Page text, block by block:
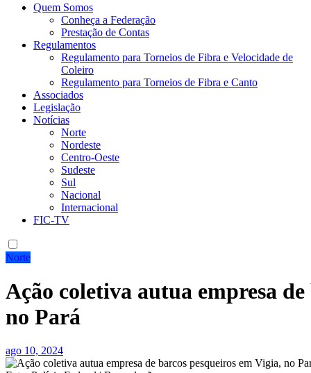
Site da Federação Internacional dos Criadores de Pássaros
Quem Somos
Conheça a Federação
Prestação de Contas
Regulamentos
Regulamento para Torneios de Fibra e Velocidade de
Coleiro
Regulamento para Torneios de Fibra e Canto
Associados
Legislação
Notícias
Norte
Nordeste
Centro-Oeste
Sudeste
Sul
Nacional
Internacional
FIC-TV
Norte
Ação coletiva autua empresa
no Pará
ago 10, 2024